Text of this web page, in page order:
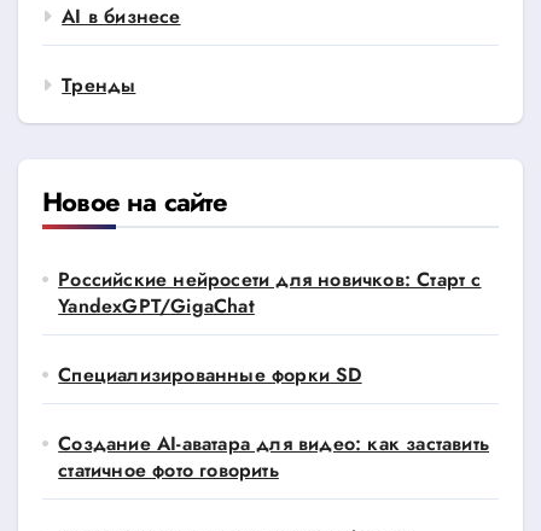
AI в бизнесе
Тренды
Новое на сайте
Российские нейросети для новичков: Старт с
YandexGPT/GigaChat
Специализированные форки SD
Создание AI-аватара для видео: как заставить
статичное фото говорить